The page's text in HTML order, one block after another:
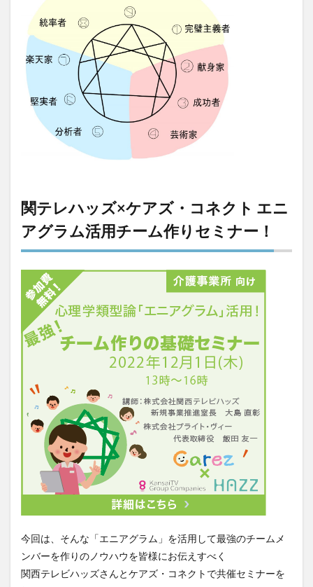
関テレハッズ×ケアズ・コネクト エニ
アグラム活用チーム作りセミナー！
今回は、そんな「エニアグラム」を活用して最強のチームメ
ンバーを作りのノウハウを皆様にお伝えすべく
関西テレビハッズさんとケアズ・コネクトで共催セミナーを
SOMPOホールディングス
アクリーティブ
アドバイス
アルコール消毒
アンガーマネジメント
いづみデイサービスセンター
いろはにかいご
エイプリルドリーム
エニアグラム
エムズ落合
おだんご スッキリ
スマート介護
らるご桜木
プレスリリース
フレンドチャット
ヘアスタイル
マスキングテープ
マスク
やさしい手
ゆめのたね
ゆめのため
リーダーシップ
プラススマイル
リンレイテープ
一般社団法人全国介護支援協会
上着
乾燥対策
予防
事業運営 人事考課
人事評価
人員配置基準
フォーユー
スマホ活用
ディフェンス
タイムカード
タオル
ダレタメすぎと
チームビルディング
チームを育む
チーム力
チアケアズ
ちぎっ手アート
ちぎり絵
つながって！MIRAI
デイサービス
デジタルの日
ファクタリング
ナノファイバー
ナノファイバーマスク
ニコカレ
パーカー
ハビットトラッカー
パラマウントベッド
ハレルベースアリマツ
パンツ
ハンドクリーム
ハンドソープ
ビジネスマインド
ビジネス哲学
ひび
髪色